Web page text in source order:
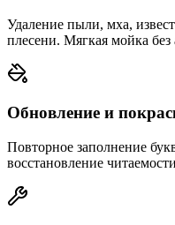
Удаление пыли, мха,
плесени. Мягкая мойка
Обновление и
Повторное заполнение
восстановление